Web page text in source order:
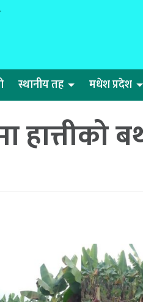
स्थानीय तह मधेश प्रदेश
हात्तीको